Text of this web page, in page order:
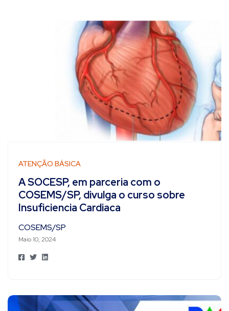
ATENÇÃO BÁSICA
A SOCESP, em parceria com o
COSEMS/SP, divulga o curso sobre
Insuficiencia Cardiaca
COSEMS/SP
Maio 10, 2024